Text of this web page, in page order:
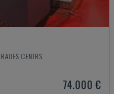
CENTRS
74.000 €